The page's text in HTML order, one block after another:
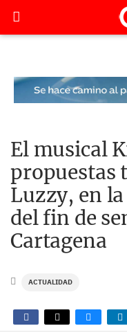
El musical
propuestas
Luzzy, en
del fin de
Cartagena
ACTUALIDAD